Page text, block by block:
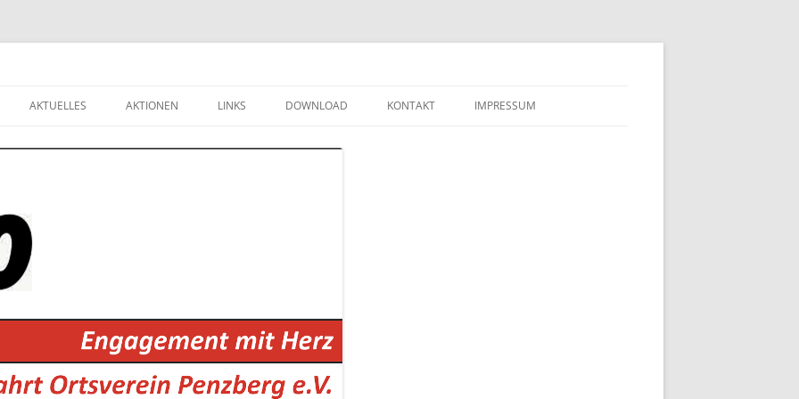
Inhalt
AKTUELLES AKTIONEN LINKS DOWNLOAD KONTAKT IMPRESSUM